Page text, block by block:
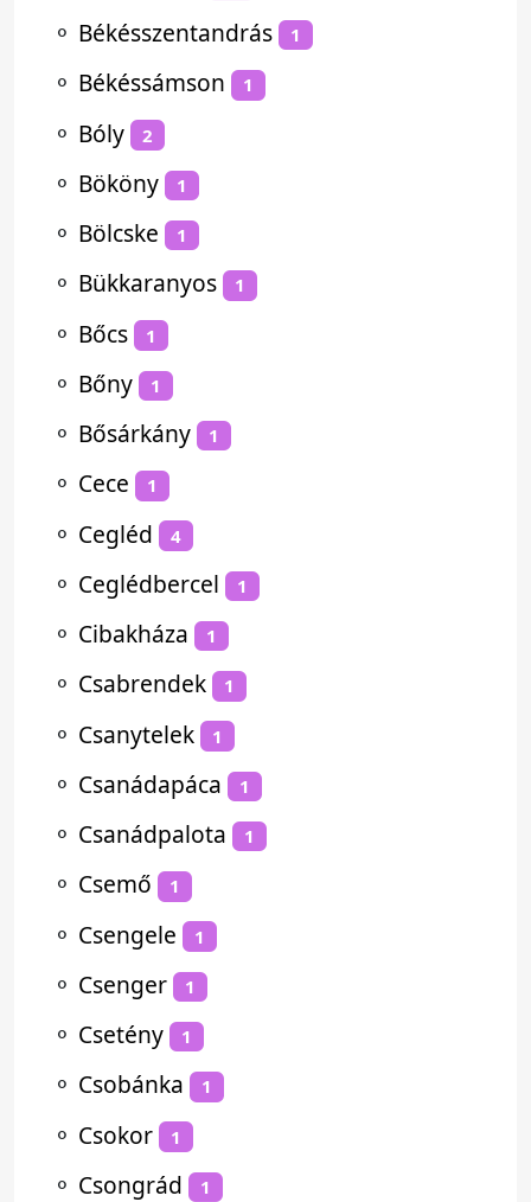
⚬ Békésszentandrás 1
⚬ Békéssámson 1
⚬ Bóly 2
⚬ Bököny 1
⚬ Bölcske 1
⚬ Bükkaranyos 1
⚬ Bőcs 1
⚬ Bőny 1
⚬ Bősárkány 1
⚬ Cece 1
⚬ Cegléd 4
⚬ Ceglédbercel 1
⚬ Cibakháza 1
⚬ Csabrendek 1
⚬ Csanytelek 1
⚬ Csanádapáca 1
⚬ Csanádpalota 1
⚬ Csemő 1
⚬ Csengele 1
⚬ Csenger 1
⚬ Csetény 1
⚬ Csobánka 1
⚬ Csokor 1
⚬ Csongrád 1